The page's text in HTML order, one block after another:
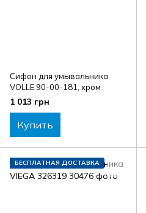
Сифон для умывальника
VOLLE 90-00-181, хром
1 013 грн
Купить
БЕСПЛАТНАЯ ДОСТАВКА